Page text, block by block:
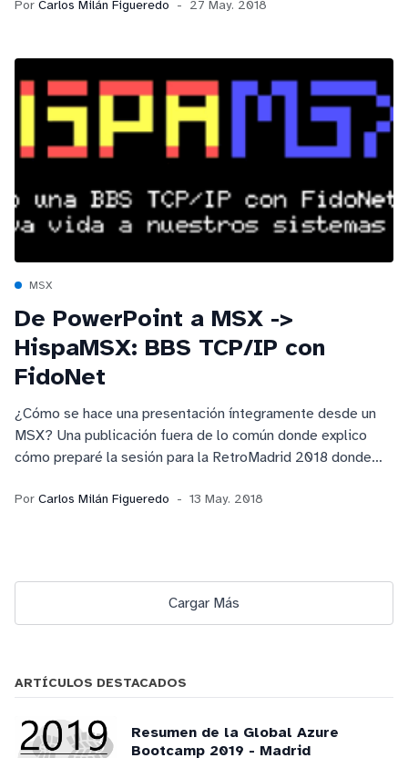
Por Carlos Milán Figueredo 27 May. 2018
MSX
De PowerPoint a MSX ->
HispaMSX: BBS TCP/IP con
FidoNet
¿Cómo se hace una presentación íntegramente desde un
MSX? Una publicación fuera de lo común donde explico
cómo preparé la sesión para la RetroMadrid 2018 donde
Por Carlos Milán Figueredo 13 May. 2018
Cargar Más
ARTÍCULOS DESTACADOS
Resumen de la Global Azure
Bootcamp 2019 - Madrid